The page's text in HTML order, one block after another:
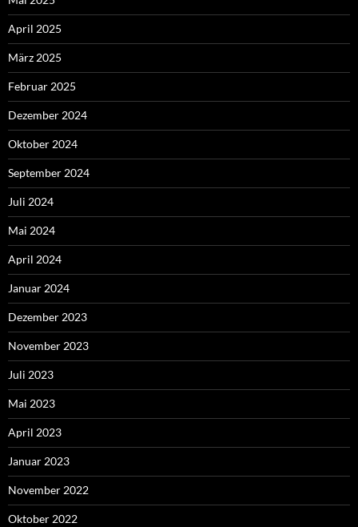
April 2025
März 2025
Februar 2025
Dezember 2024
Oktober 2024
September 2024
Juli 2024
Mai 2024
April 2024
Januar 2024
Dezember 2023
November 2023
Juli 2023
Mai 2023
April 2023
Januar 2023
November 2022
Oktober 2022